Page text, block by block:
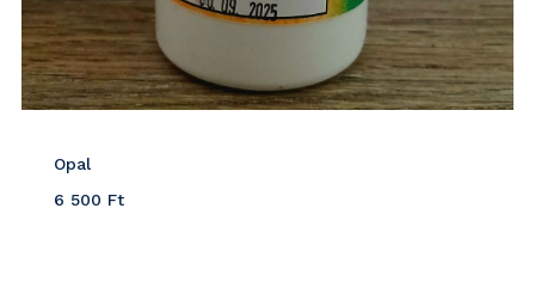
Opal
6 500 Ft